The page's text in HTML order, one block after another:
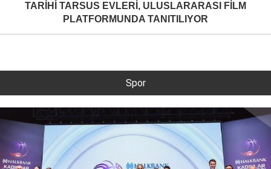
TARİHİ TARSUS EVLERİ, ULUSLARARASI FİLM
PLATFORMUNDA TANITILIYOR
Spor